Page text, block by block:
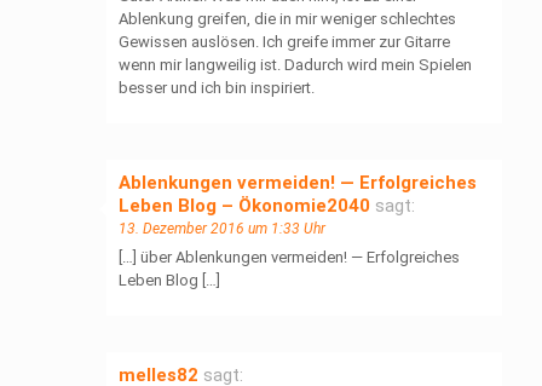
Ablenkung greifen, die in mir weniger schlechtes
Gewissen auslösen. Ich greife immer zur Gitarre
wenn mir langweilig ist. Dadurch wird mein Spielen
besser und ich bin inspiriert.
Ablenkungen vermeiden! — Erfolgreiches
Leben Blog – Ökonomie2040 sagt:
13. Dezember 2016 um 1:33 Uhr
[…] über Ablenkungen vermeiden! — Erfolgreiches
Leben Blog […]
melles82 sagt: